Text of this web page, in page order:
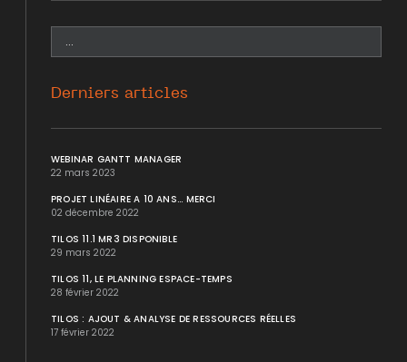
Derniers articles
WEBINAR GANTT MANAGER
22 mars 2023
PROJET LINÉAIRE A 10 ANS... MERCI
02 décembre 2022
TILOS 11.1 MR3 DISPONIBLE
29 mars 2022
TILOS 11, LE PLANNING ESPACE-TEMPS
28 février 2022
TILOS : AJOUT & ANALYSE DE RESSOURCES RÉELLES
17 février 2022